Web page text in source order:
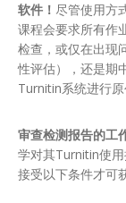
软件！ 尽管使用方
课程会要求所有作
检查，或仅在出现
性评估），还是期
Turnitin系统进行原
审查检测报告的工
学对其Turnitin使
接受以下条件才可